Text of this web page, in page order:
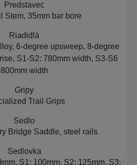
Predstavec
Stem, 35mm bar bore
Riadidlá
6-degree upsweep, 8-degree
S1-S2: 780mm width, S3-S6
800mm width
Gripy
Trail Grips
Sedlo
Bridge Saddle, steel rails
Sedlovka
S1: 100mm, S2: 125mm, S3: